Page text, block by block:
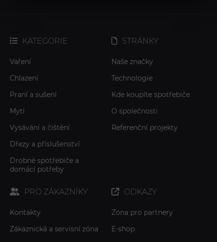
KATEGORIE
Vaření
Chlazení
Praní a sušení
Mytí
Vysávání a čištění
Dřezy a příslušenství
Drobné spotřebiče a
domácí potřeby
STRÁNKY
Naše značky
Technologie
Kde koupíte spotřebiče
O společnosti
Referenční projekty
PRO ZÁKAZNÍKY
Kontakty
Zákaznická a servisní zóna
ODKAZY
Zóna pro partnery
E-shop